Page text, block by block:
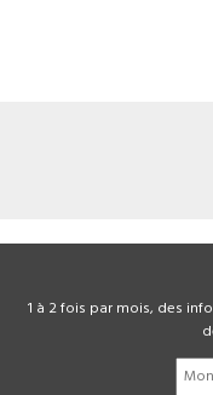
1 à 2 fois par mois, des